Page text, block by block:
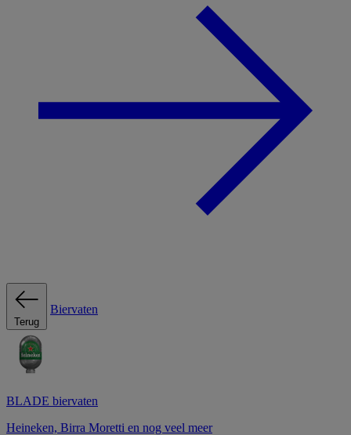
Terug
Biervaten
BLADE biervaten
Heineken, Birra Moretti en nog veel meer